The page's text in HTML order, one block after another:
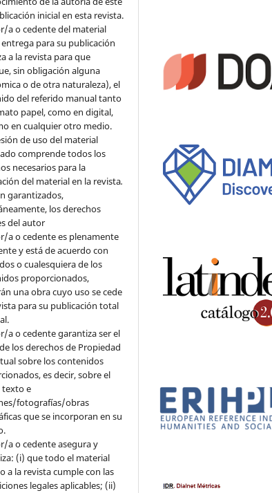
inicial en esta revista.
a o cedente del material
para su publicación
a la revista para que
sin obligación alguna
o de otra naturaleza), el
del referido manual tanto
papel, como en digital,
en cualquier otro medio.
de uso del material
comprende todos los
necesarios para la
del material en la revista.
garantizados,
los derechos
del autor
a o cedente es plenamente
y está de acuerdo con
o cualesquiera de los
proporcionados,
una obra cuyo uso se cede
para su publicación total
a o cedente garantiza ser el
los derechos de Propiedad
sobre los contenidos
es decir, sobre el
e
fotografías/obras
que se incorporan en su
a o cedente asegura y
(i) que todo el material
a la revista cumple con las
legales aplicables; (ii)